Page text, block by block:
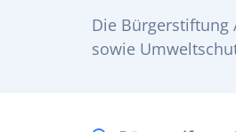
Die Bürgerstiftung
sowie